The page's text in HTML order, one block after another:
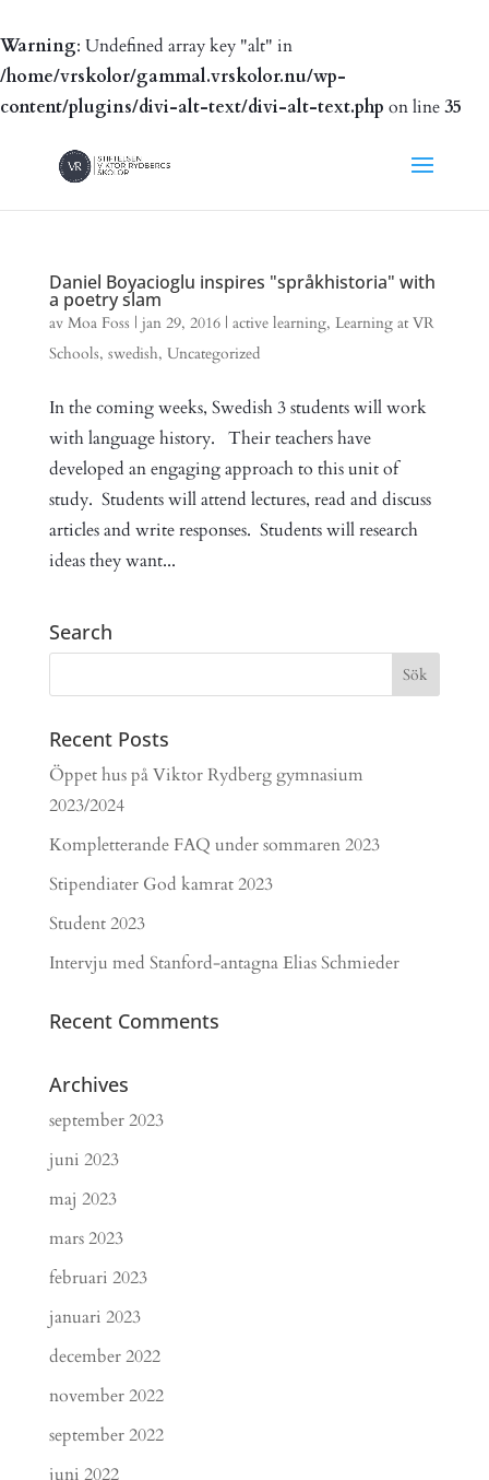
Warning: Undefined array key "alt" in
/home/vrskolor/gammal.vrskolor.nu/wp-
content/plugins/divi-alt-text/divi-alt-text.php on line35
Daniel Boyacioglu inspires "språkhistoria" with
a poetry slam
av Moa Foss | jan 29, 2016| active learning, Learning at VR
Schools, swedish, Uncategorized
In the coming weeks, Swedish 3 students will work
with language history. Their teachers have
developed an engaging approach to this unit of
study. Students will attend lectures, read and discuss
articles and write responses. Students will research
ideas they want...
Search
Recent Posts
Öppet hus på Viktor Rydberg gymnasium
2023/2024
Kompletterande FAQ under sommaren 2023
Stipendiater God kamrat 2023
Student 2023
Intervju med Stanford-antagna Elias Schmieder
Recent Comments
Archives
september 2023
juni 2023
maj 2023
mars 2023
februari 2023
januari 2023
december 2022
november 2022
september 2022
juni 2022